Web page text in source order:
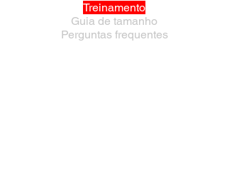
Treinamento
Guia de tamanho
Perguntas frequentes